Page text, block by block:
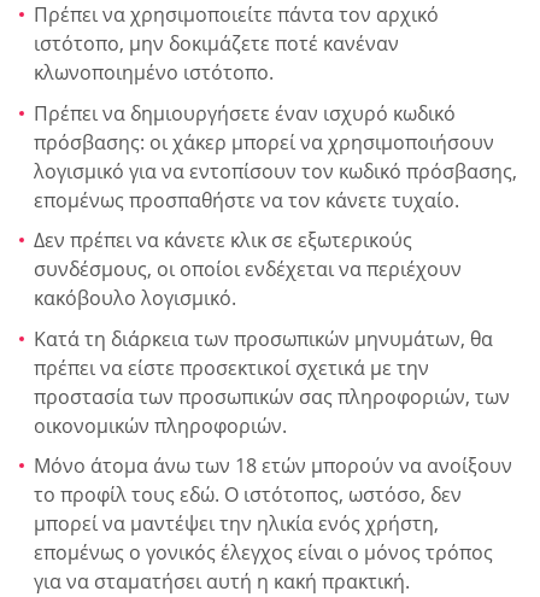
Πρέπει να χρησιμοποιείτε πάντα τον αρχικό
ιστότοπο, μην δοκιμάζετε ποτέ κανέναν
κλωνοποιημένο ιστότοπο.
Πρέπει να δημιουργήσετε έναν ισχυρό κωδικό
πρόσβασης: οι χάκερ μπορεί να χρησιμοποιήσουν
λογισμικό για να εντοπίσουν τον κωδικό πρόσβασης,
επομένως προσπαθήστε να τον κάνετε τυχαίο.
Δεν πρέπει να κάνετε κλικ σε εξωτερικούς
συνδέσμους, οι οποίοι ενδέχεται να περιέχουν
κακόβουλο λογισμικό.
Κατά τη διάρκεια των προσωπικών μηνυμάτων, θα
πρέπει να είστε προσεκτικοί σχετικά με την
προστασία των προσωπικών σας πληροφοριών, των
οικονομικών πληροφοριών.
Μόνο άτομα άνω των 18 ετών μπορούν να ανοίξουν
το προφίλ τους εδώ. Ο ιστότοπος, ωστόσο, δεν
μπορεί να μαντέψει την ηλικία ενός χρήστη,
επομένως ο γονικός έλεγχος είναι ο μόνος τρόπος
για να σταματήσει αυτή η κακή πρακτική.